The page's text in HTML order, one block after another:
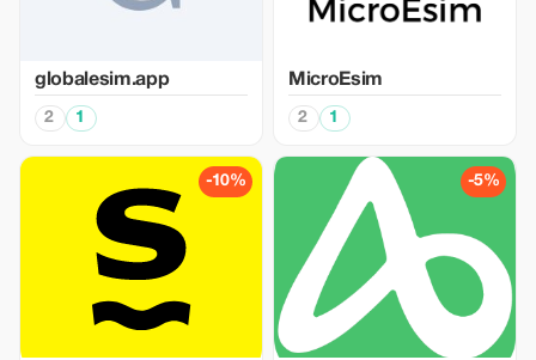
globalesim.app
2 1
MicroEsim
2 1
-10% -5%